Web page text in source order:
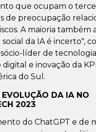
que ocupam o
de preocupação
A maioria também
da IA é incerto",
líder de
e inovação da
do Sul.
DA IA NO
2023
do ChatGPT e de